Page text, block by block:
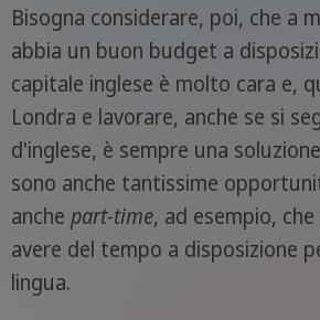
Bisogna considerare, poi, che a
abbia un buon budget a
capitale inglese è molto cara e,
Londra e lavorare, anche se si
d'inglese, è sempre una
sono anche tantissime
anche part-time, ad esempio,
avere del tempo a disposizione
lingua.